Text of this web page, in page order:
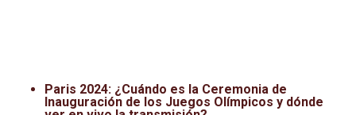
Paris 2024: ¿Cuándo es la Ceremonia de
Inauguración de los Juegos Olímpicos y dónde